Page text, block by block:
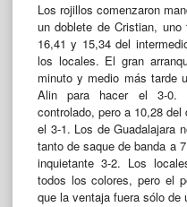
Los rojillos comenzaron
un doblete de Cristian,
16,41 y 15,34 del
los locales. El gran
minuto y medio más tarde
Alin para hacer el 3-0.
controlado, pero a 10,28
el 3-1. Los de Guadalajara
tanto de saque de banda a
inquietante 3-2. Los
todos los colores, pero el
que la ventaja fuera sólo de